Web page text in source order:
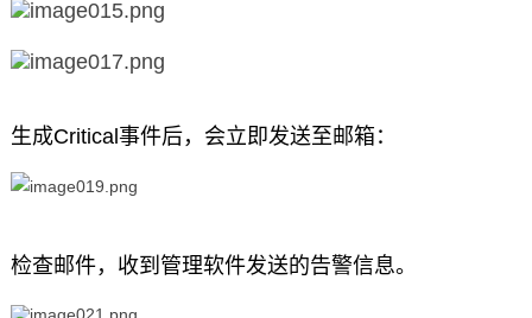
生成Critical事件后，会立即发送至邮箱：
检查邮件，收到管理软件发送的告警信息。